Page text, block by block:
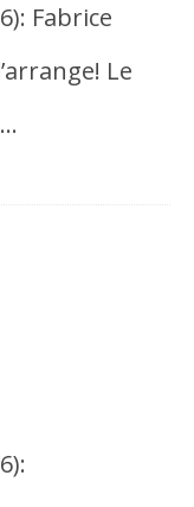
Fabrice
Le